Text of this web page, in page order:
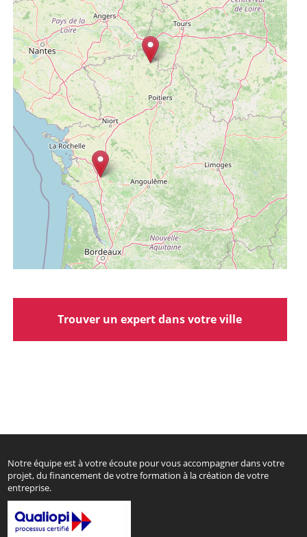
Trouver un expert dans votre ville
Notre équipe est à votre écoute pour vous accompagner dans votre
projet, du financement de votre formation à la création de votre
entreprise.